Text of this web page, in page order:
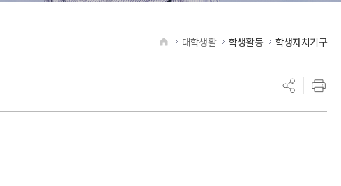
HOME
대학생활 학생활동 학생자치기구